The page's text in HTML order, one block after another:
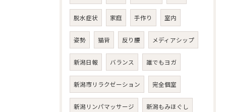
脱水症状 家庭 手作り 室内
姿勢 猫背 反り腰 メディアシップ
新潟日報 バランス 誰でもヨガ
新潟市リラクゼーション 完全個室
新潟リンパマッサージ 新潟もみほぐし